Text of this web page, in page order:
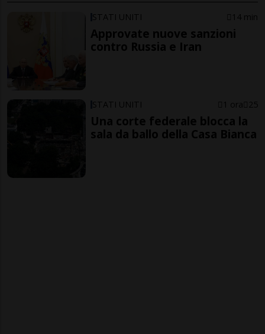
STATI UNITI 14 min
Approvate nuove sanzioni
contro Russia e Iran
STATI UNITI 1 ora 25
Una corte federale blocca la
sala da ballo della Casa Bianca